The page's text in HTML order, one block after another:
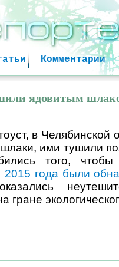
Комментарии
ядовитым
в Челябинской
шлаки, ими тушили
того,
года были
гране